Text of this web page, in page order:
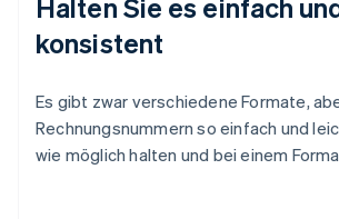
Halten Sie es einfach
konsistent
Es gibt zwar verschiedene Formate,
Rechnungsnummern so einfach und
wie möglich halten und bei einem